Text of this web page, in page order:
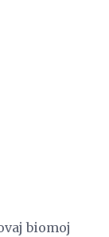
biomoj